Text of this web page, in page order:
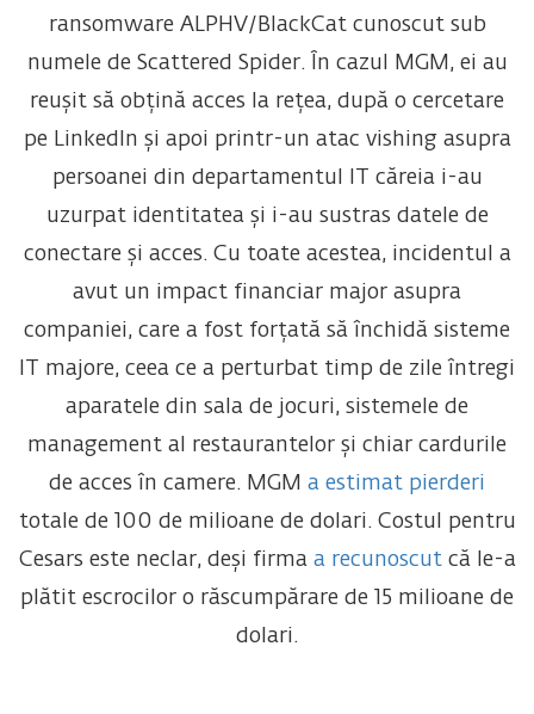
ransomware ALPHV/BlackCat cunoscut sub
numele de Scattered Spider. În cazul MGM, ei au
reușit să obțină acces la rețea, după o cercetare
pe LinkedIn și apoi printr-un atac vishing asupra
persoanei din departamentul IT căreia i-au
uzurpat identitatea și i-au sustras datele de
conectare și acces. Cu toate acestea, incidentul a
avut un impact financiar major asupra
companiei, care a fost forțată să închidă sisteme
IT majore, ceea ce a perturbat timp de zile întregi
aparatele din sala de jocuri, sistemele de
management al restaurantelor și chiar cardurile
de acces în camere. MGM a estimat pierderi
totale de 100 de milioane de dolari. Costul pentru
Cesars este neclar, deși firma a recunoscutcă le-a
plătit escrocilor o răscumpărare de 15 milioane de
dolari.